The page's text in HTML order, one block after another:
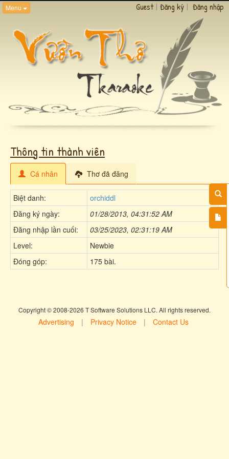
Menu Guest | Đăng ký | Đăng nhập
Thông tin thành viên
Cá nhân Thơ đã đăng
Biệt danh:
orchiddl
Đăng ký ngày:
01/28/2013, 04:31:52 AM
Đăng nhập lần cuối:
03/25/2023, 02:31:19 AM
Level:
Newbie
Đóng góp:
175 bài.
Copyright © 2008-2026 T Software Solutions LLC. All rights reserved.
Advertising | Privacy Notice | Contact Us